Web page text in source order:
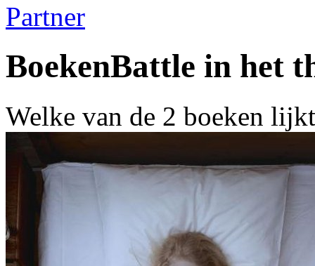
BoekenBattle in het
Welke van de 2 boeken